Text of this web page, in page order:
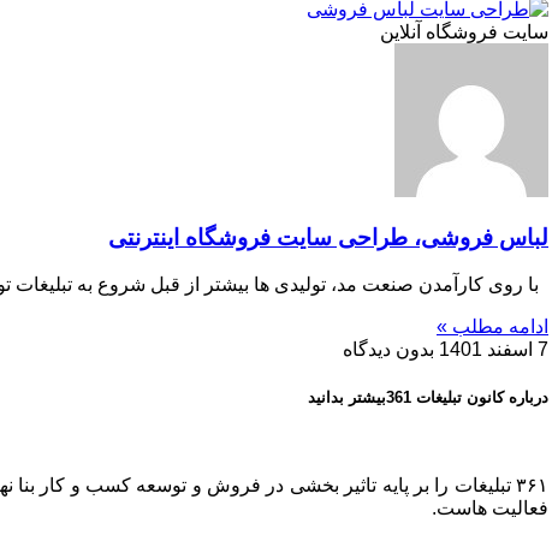
سایت فروشگاه آنلاین
لباس فروشی، طراحی سایت فروشگاه اینترنتی
با روی کارآمدن صنعت مد، تولیدی ها بیشتر از قبل شروع به تبلیغات
ادامه مطلب »
7 اسفند 1401
بدون دیدگاه
درباره کانون تبلیغات 361بیشتر بدانید
فعالیت هاست.